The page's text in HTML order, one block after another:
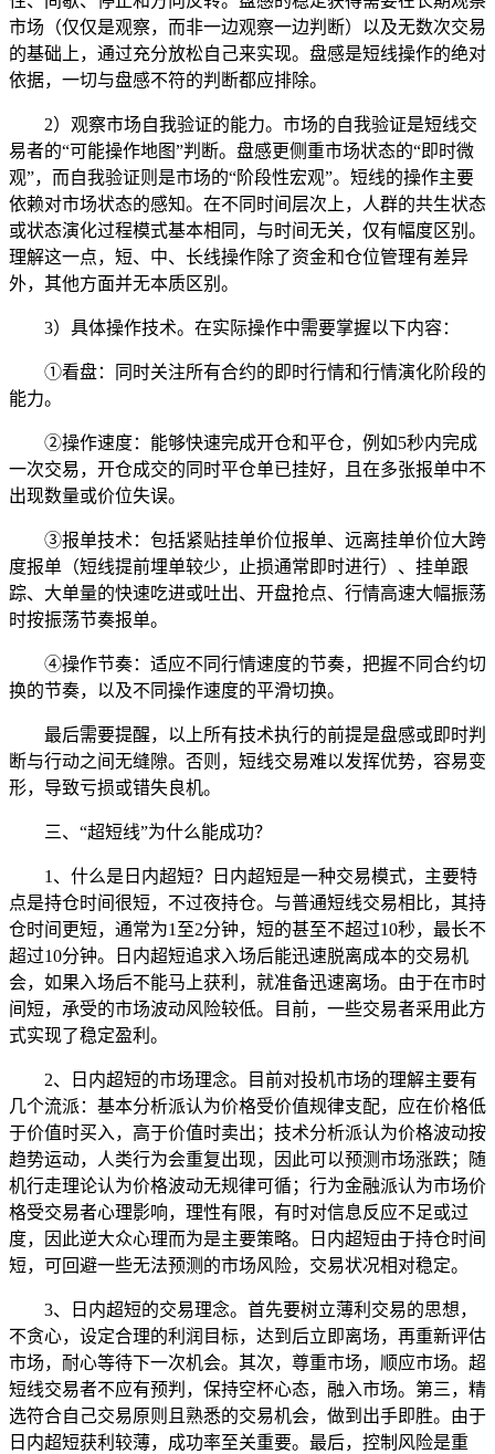
市场（仅仅是观察，而非一边观察一边判断）以及无数次交易
的基础上，通过充分放松自己来实现。盘感是短线操作的绝对
依据，一切与盘感不符的判断都应排除。
2）观察市场自我验证的能力。市场的自我验证是短线交
易者的“可能操作地图”判断。盘感更侧重市场状态的“即时微
观”，而自我验证则是市场的“阶段性宏观”。短线的操作主要
依赖对市场状态的感知。在不同时间层次上，人群的共生状态
或状态演化过程模式基本相同，与时间无关，仅有幅度区别。
理解这一点，短、中、长线操作除了资金和仓位管理有差异
外，其他方面并无本质区别。
3）具体操作技术。在实际操作中需要掌握以下内容：
①看盘：同时关注所有合约的即时行情和行情演化阶段的
能力。
②操作速度：能够快速完成开仓和平仓，例如5秒内完成
一次交易，开仓成交的同时平仓单已挂好，且在多张报单中不
出现数量或价位失误。
③报单技术：包括紧贴挂单价位报单、远离挂单价位大跨
度报单（短线提前埋单较少，止损通常即时进行）、挂单跟
踪、大单量的快速吃进或吐出、开盘抢点、行情高速大幅振荡
时按振荡节奏报单。
④操作节奏：适应不同行情速度的节奏，把握不同合约切
换的节奏，以及不同操作速度的平滑切换。
最后需要提醒，以上所有技术执行的前提是盘感或即时判
断与行动之间无缝隙。否则，短线交易难以发挥优势，容易变
形，导致亏损或错失良机。
三、“超短线”为什么能成功？
1、什么是日内超短？日内超短是一种交易模式，主要特
点是持仓时间很短，不过夜持仓。与普通短线交易相比，其持
仓时间更短，通常为1至2分钟，短的甚至不超过10秒，最长不
超过10分钟。日内超短追求入场后能迅速脱离成本的交易机
会，如果入场后不能马上获利，就准备迅速离场。由于在市时
间短，承受的市场波动风险较低。目前，一些交易者采用此方
式实现了稳定盈利。
2、日内超短的市场理念。目前对投机市场的理解主要有
几个流派：基本分析派认为价格受价值规律支配，应在价格低
于价值时买入，高于价值时卖出；技术分析派认为价格波动按
趋势运动，人类行为会重复出现，因此可以预测市场涨跌；随
机行走理论认为价格波动无规律可循；行为金融派认为市场价
格受交易者心理影响，理性有限，有时对信息反应不足或过
度，因此逆大众心理而为是主要策略。日内超短由于持仓时间
短，可回避一些无法预测的市场风险，交易状况相对稳定。
3、日内超短的交易理念。首先要树立薄利交易的思想，
不贪心，设定合理的利润目标，达到后立即离场，再重新评估
市场，耐心等待下一次机会。其次，尊重市场，顺应市场。超
短线交易者不应有预判，保持空杯心态，融入市场。第三，精
选符合自己交易原则且熟悉的交易机会，做到出手即胜。由于
日内超短获利较薄，成功率至关重要。最后，控制风险是重